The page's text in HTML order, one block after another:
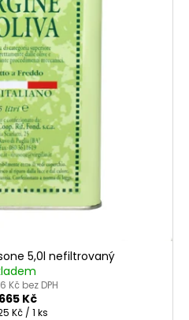
5,0l nefiltrovaný
Kč bez DPH
Kč
Kč / 1 ks